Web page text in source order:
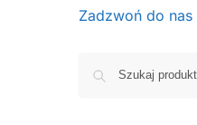
Zadzwoń do nas